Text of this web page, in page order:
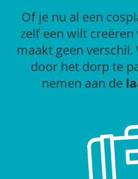
Of je nu al een
zelf een wilt
maakt geen
door het dorp te
nemen aan de